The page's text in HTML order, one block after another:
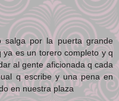
por la puerta grande
es un torero completo y q
al gente aficionada q cada
q escribe y una pena en
en nuestra plaza